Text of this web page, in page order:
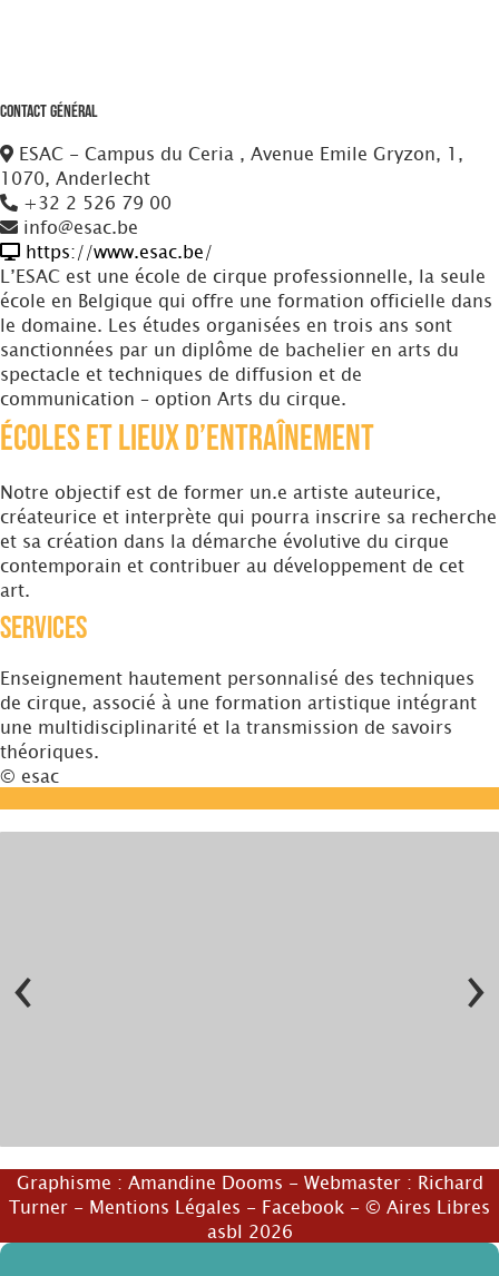
Contact Général
ESAC - Campus du Ceria , Avenue Emile Gryzon, 1,
1070, Anderlecht
+32 2 526 79 00
info@esac.be
https://www.esac.be/
L’ESAC est une école de cirque professionnelle, la seule
école en Belgique qui offre une formation officielle dans
le domaine. Les études organisées en trois ans sont
sanctionnées par un diplôme de bachelier en arts du
spectacle et techniques de diffusion et de
communication – option Arts du cirque.
Écoles et Lieux d’entraînement
Notre objectif est de former un.e artiste auteurice,
créateurice et interprète qui pourra inscrire sa recherche
et sa création dans la démarche évolutive du cirque
contemporain et contribuer au développement de cet
art.
Services
Enseignement hautement personnalisé des techniques
de cirque, associé à une formation artistique intégrant
une multidisciplinarité et la transmission de savoirs
théoriques.
© esac
‹ ›
Graphisme : Amandine Dooms - Webmaster : Richard
Turner - Mentions Légales - Facebook - © Aires Libres
asbl 2026